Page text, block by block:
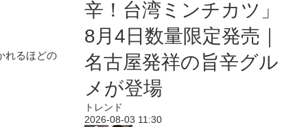
れるほどの
辛！台湾ミンチカツ」
8月4日数量限定発売｜
名古屋発祥の旨辛グル
メが登場
トレンド
2026-08-03 11:30